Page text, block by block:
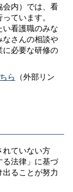
内）では、看
ています。
看護職のみな
なさんの相談や
必要な研修の
ら （外部リン
ていない方
法律」に基づ
ることが努力